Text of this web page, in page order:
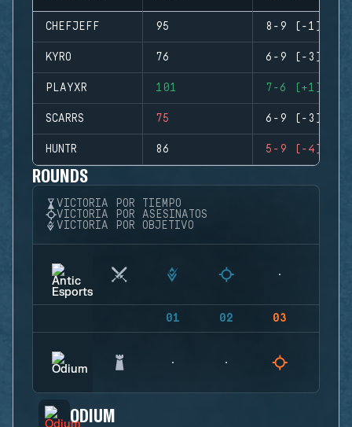
CHEFJEFF 95 8-9 (-1)
KYRO 76 6-9 (-3)
PLAYXR 101 7-6 (+1)
SCARRS 75 6-9 (-3)
HUNTR 86 5-9 (-4)
ROUNDS
VICTORIA POR TIEMPO
VICTORIA POR ASESINATOS
VICTORIA POR OBJETIVO
01 02 03
ODIUM